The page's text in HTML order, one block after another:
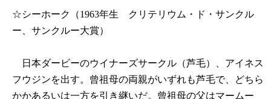
☆シーホーク（1963年生 クリテリウム・ド・サンクル
ー、サンクルー大賞）
日本ダービーのウイナーズサークル（芦毛）、アイネス
フウジンを出す。曾祖母の両親がいずれも芦毛で、どちら
かかあるいは一方を引き継いだ。曾祖母の父はマームー